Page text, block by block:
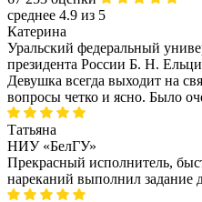
среднее 4.9 из 5
Катерина
Уральский федеральный
президента России Б. Н.
Девушка всегда выходит на
вопросы четко и ясно. Было
Татьяна
НИУ «БелГУ»
Прекрасный исполнитель,
нареканий выполнил задание